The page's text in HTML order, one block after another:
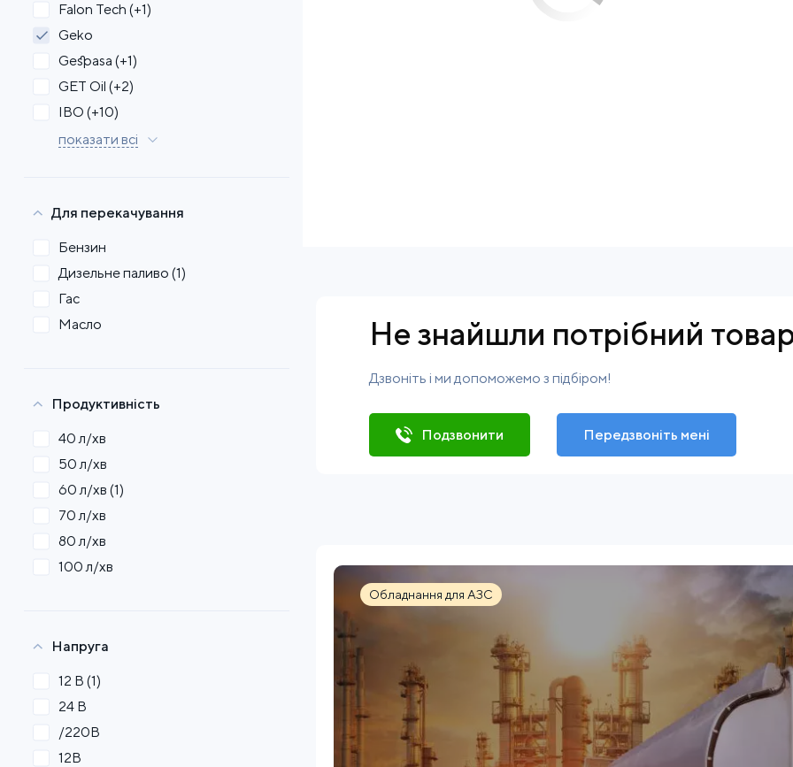
Falon Tech (+1)
Geko
Gespasa (+1)
GET Oil (+2)
IBO (+10)
показати всі
Для перекачування
Бензин
Дизельне паливо (1)
Гас
Масло
Продуктивність
40 л/хв
50 л/хв
60 л/хв (1)
70 л/хв
80 л/хв
100 л/хв
Напруга
12 В (1)
24 В
/220В
12В
Не знайшли потрібний
Дзвоніть і ми допоможемо з підбіром!
Подзвонити Передзвоніть мені
Обладнання для АЗС